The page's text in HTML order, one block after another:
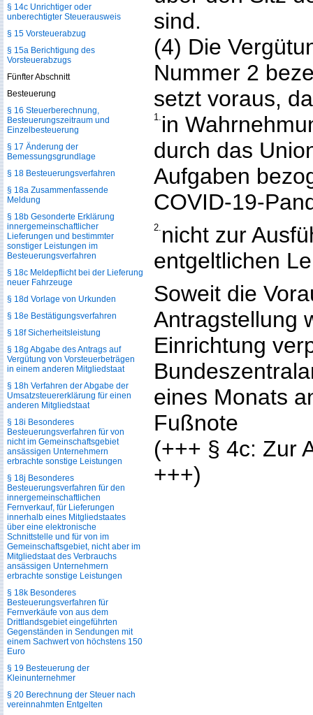
sind.
(4) Die
Nummer 2
setzt voraus,
1. in
durch das
Aufgaben
COVID-19-
2. nicht zur
entgeltlichen
Soweit die
Antragstellung
Einrichtung
eines Monats
Fußnote
(+++ § 4c: Zur
+++)
§ 14c Unrichtiger oder
unberechtigter Steuerausweis
§ 15 Vorsteuerabzug
§ 15a Berichtigung des
Vorsteuerabzugs
Fünfter Abschnitt
Besteuerung
§ 16 Steuerberechnung,
Besteuerungszeitraum und
Einzelbesteuerung
§ 17 Änderung der
Bemessungsgrundlage
§ 18 Besteuerungsverfahren
§ 18a Zusammenfassende
Meldung
§ 18b Gesonderte Erklärung
innergemeinschaftlicher
Lieferungen und bestimmter
sonstiger Leistungen im
Besteuerungsverfahren
§ 18c Meldepflicht bei der Lieferung
neuer Fahrzeuge
§ 18d Vorlage von Urkunden
§ 18e Bestätigungsverfahren
§ 18f Sicherheitsleistung
§ 18g Abgabe des Antrags auf
Vergütung von Vorsteuerbeträgen
in einem anderen Mitgliedstaat
§ 18h Verfahren der Abgabe der
Umsatzsteuererklärung für einen
anderen Mitgliedstaat
§ 18i Besonderes
Besteuerungsverfahren für von
nicht im Gemeinschaftsgebiet
ansässigen Unternehmern
erbrachte sonstige Leistungen
§ 18j Besonderes
Besteuerungsverfahren für den
innergemeinschaftlichen
Fernverkauf, für Lieferungen
innerhalb eines Mitgliedstaates
über eine elektronische
Schnittstelle und für von im
Gemeinschaftsgebiet, nicht aber im
Mitgliedstaat des Verbrauchs
ansässigen Unternehmern
erbrachte sonstige Leistungen
§ 18k Besonderes
Besteuerungsverfahren für
Fernverkäufe von aus dem
Drittlandsgebiet eingeführten
Gegenständen in Sendungen mit
einem Sachwert von höchstens 150
Euro
§ 19 Besteuerung der
Kleinunternehmer
§ 20 Berechnung der Steuer nach
vereinnahmten Entgelten